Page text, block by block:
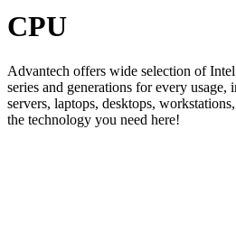
CPU
Advantech offers wide selection of
series and generations for every usage,
servers, laptops, desktops,
the technology you need here!